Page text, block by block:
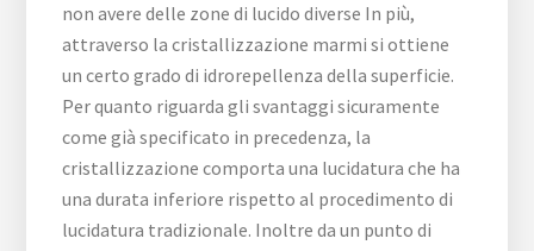
non avere delle zone di lucido diverse In più,
attraverso la cristallizzazione marmi si ottiene
un certo grado di idrorepellenza della superficie.
Per quanto riguarda gli svantaggi sicuramente
come già specificato in precedenza, la
cristallizzazione comporta una lucidatura che ha
una durata inferiore rispetto al procedimento di
lucidatura tradizionale. Inoltre da un punto di